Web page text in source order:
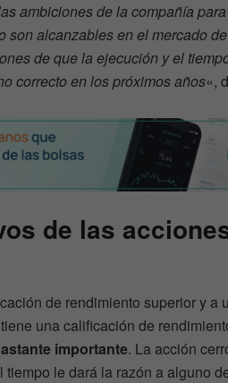
ambiciones de la compañía
son alcanzables en el mercado
de que la ejecución y el
correcto en los próximos años«,
de las
de rendimiento superior y a
una calificación de
importante. La acción
tiempo le dará la razón a alguno